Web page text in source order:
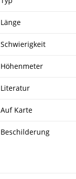
Länge
Schwierigkeit
Höhenmeter
Literatur
Auf Karte
Beschilderung